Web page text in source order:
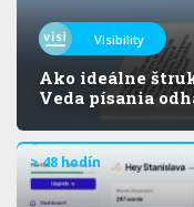
Visibility
Ako ideálne
Veda písania
> 48 hodín